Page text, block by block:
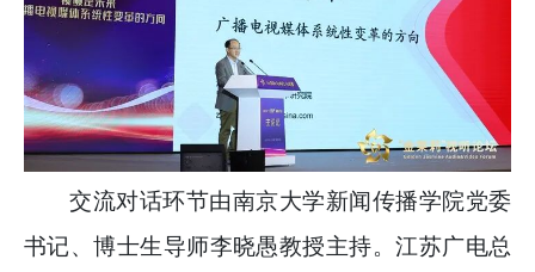
交流对话环节由南京大学新闻传播学院党委
书记、博士生导师李晓愚教授主持。江苏广电总